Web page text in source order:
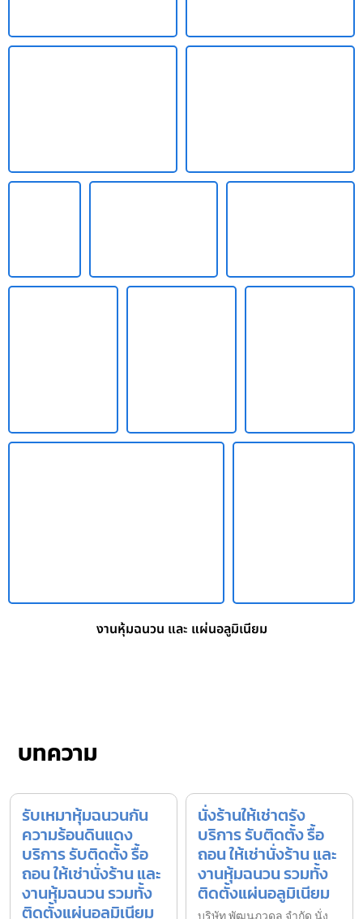
งานหุ้มฉนวน และ แผ่นอลูมิเนียม
บทความ
รับเหมาหุ้มฉนวนกัน
ความร้อนดินแดง
บริการ รับติดตั้ง รื้อ
ถอน ให้เช่านั่งร้าน และ
งานหุ้มฉนวน รวมทั้ง
ติดตั้งแผ่นอลูมิเนียม
นั่งร้านให้เช่าตรัง
บริการ รับติดตั้ง รื้อ
ถอน ให้เช่านั่งร้าน และ
งานหุ้มฉนวน รวมทั้ง
ติดตั้งแผ่นอลูมิเนียม